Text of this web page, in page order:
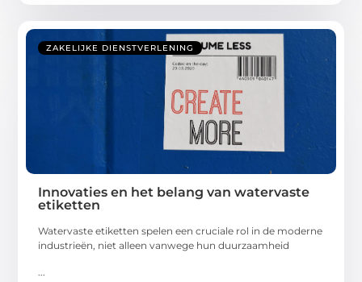
ZAKELIJKE DIENSTVERLENING
Innovaties en het belang van watervaste
etiketten
Watervaste etiketten spelen een cruciale rol in de moderne
industrieën, niet alleen vanwege hun duurzaamheid